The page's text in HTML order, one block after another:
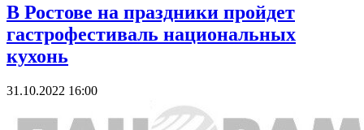
В Ростове на праздники пройдет
гастрофестиваль национальных
кухонь
31.10.2022 16:00